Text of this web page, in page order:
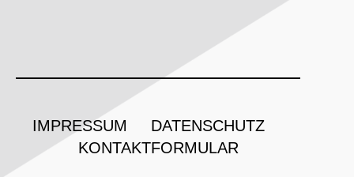
IMPRESSUM
DATENSCHUTZ
KONTAKTFORMULAR